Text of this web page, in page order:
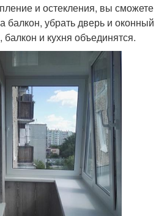
и остекления, вы сможете
балкон, убрать дверь и оконный
и кухня объединятся.